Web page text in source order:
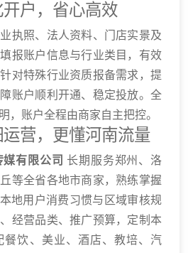
户，省心高效
执照、法人资料、门店实景及
报账户信息与行业类目，有效
对特殊行业资质报备需求，提
账户顺利开通、稳定投放。全
，账户全程由商家自主把控。
营，更懂河南流量
有限公司 长期服务郑州、洛
等全省各地市商家，熟练掌握
地用户消费习惯与区域审核规
经营品类、推广预算，定制本
餐饮、美业、酒店、教培、汽